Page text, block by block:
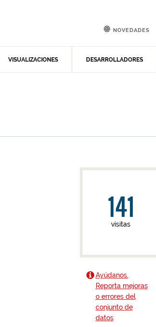
VISUALIZACIONES DESARROLLADORES
NOVEDADES
141
visitas
Ayúdanos.
Reporta mejoras
o errores del
conjunto de
datos